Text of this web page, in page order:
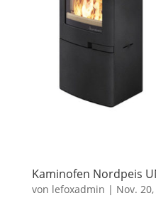
Kaminofen Nordpeis
von lefoxadmin | Nov.